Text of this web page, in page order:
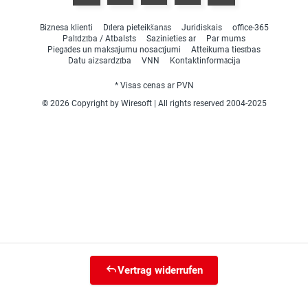
Biznesa klienti Dīlera pieteikšanās Juridiskais
office-365
Palīdzība / Atbalsts
Sazinieties ar
Par mums
Piegādes un maksājumu nosacījumi
Atteikuma tiesības
Datu aizsardzība
VNN Kontaktinformācija
* Visas cenas ar PVN
© 2026 Copyright by Wiresoft | All rights reserved 2004-2025
Vertrag widerrufen